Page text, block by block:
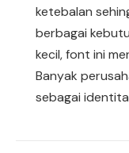
ketebalan
berbagai
kecil, font ini
Banyak
sebagai